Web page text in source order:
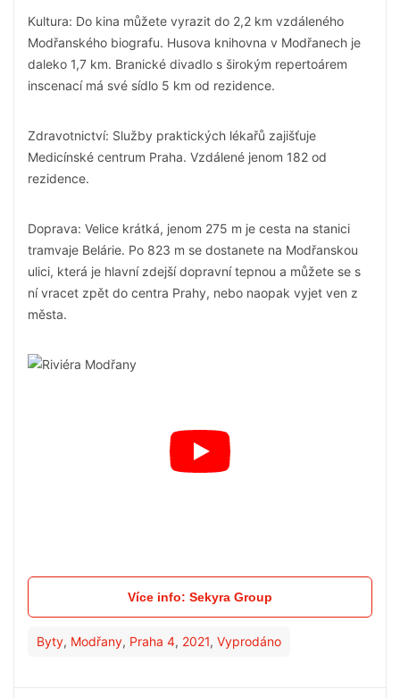
Kultura: Do kina můžete vyrazit do 2,2 km vzdáleného
Modřanského biografu. Husova knihovna v Modřanech je
daleko 1,7 km. Branické divadlo s širokým repertoárem
inscenací má své sídlo 5 km od rezidence.
Zdravotnictví: Služby praktických lékařů zajišťuje
Medicínské centrum Praha. Vzdálené jenom 182 od
rezidence.
Doprava: Velice krátká, jenom 275 m je cesta na stanici
tramvaje Belárie. Po 823 m se dostanete na Modřanskou
ulici, která je hlavní zdejší dopravní tepnou a můžete se s
ní vracet zpět do centra Prahy, nebo naopak vyjet ven z
města.
Více info: Sekyra Group
Byty, Modřany, Praha 4, 2021, Vyprodáno